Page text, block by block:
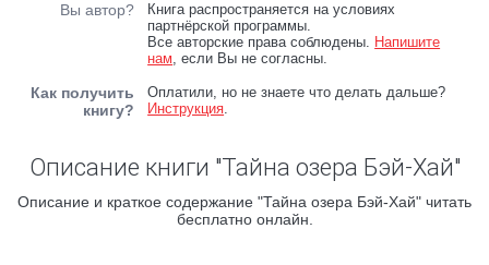
Вы автор?
Книга распространяется на условиях
партнёрской программы.
Все авторские права соблюдены. Напишите
нам, если Вы не согласны.
Как получить
книгу?
Оплатили, но не знаете что делать дальше?
Инструкция.
Описание книги "Тайна озера Бэй-Хай"
Описание и краткое содержание "Тайна озера Бэй-Хай" читать
бесплатно онлайн.